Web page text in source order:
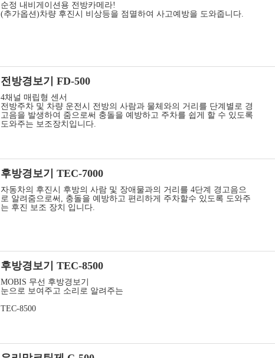
순정 내비게이션용 전방카메라!
(추가옵션)차량 후진시 비상등을 점멸하여 사고예방을 도와줍니다.​​
전방경보기 FD-500
4채널 매립형 센서
전방주차 및 차량 운전시 전방의 사람과 물체와의 거리를 단계별로 경
고음을 발생하여 줌으로써 충돌을 예방하고 주차를 쉽게 할 수 있도록
도와주는 보조장치입니다.​
후방경보기 TEC-7000
자동차의 후진시 후방의 사람 및 장애물과의 거리를 4단계 경고음으
로 알려줌으로써, 충돌을 예방하고 편리하게 주차할수 있도록 도와주
는 후진 보조 장치 입니다.​
후방경보기 TEC-8500
MOBIS 무선 후방경보기
눈으로 보여주고 소리로 알려주는
TEC-8500